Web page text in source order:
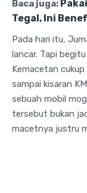
Baca juga:
Tegal, Ini
Pada hari itu,
lancar. Tapi
Kemacetan
sampai kisaran
sebuah mobil
tersebut bukan
macetnya justru